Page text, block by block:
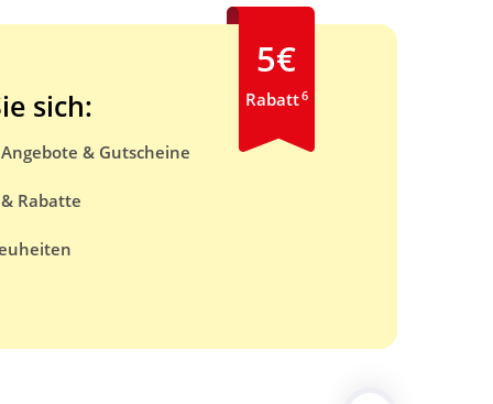
sich:
& Gutscheine
Rabatte
5€
Rabatt6